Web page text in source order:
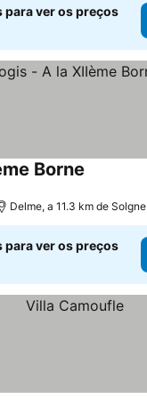
para ver os preços
Borne
Delme, a 11.3 km de Solgne
para ver os preços